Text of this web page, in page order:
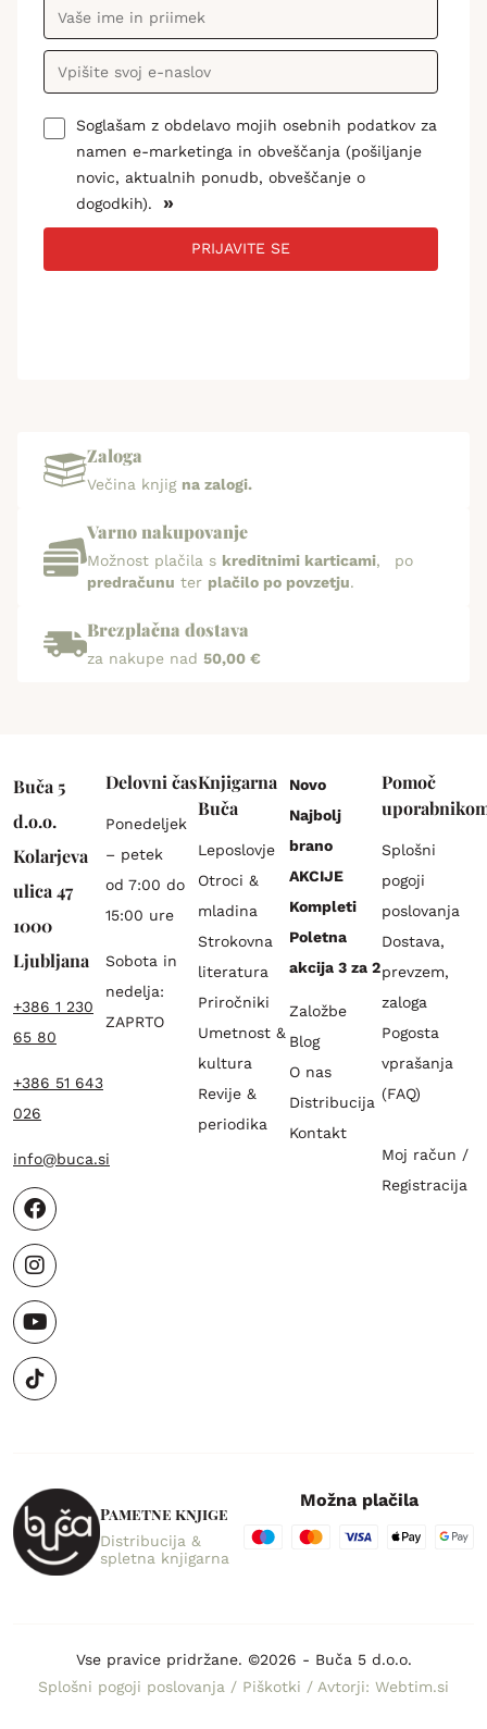
Soglašam z obdelavo mojih osebnih podatkov za
namen e-marketinga in obveščanja (pošiljanje
novic, aktualnih ponudb, obveščanje o
dogodkih).
»
PRIJAVITE SE
Zaloga
Večina knjig na zalogi.
Varno nakupovanje
Možnost plačila s kreditnimi karticami, po
predračunu ter plačilo po povzetju.
Brezplačna dostava
za nakupe nad 50,00 €
Buča 5
d.o.o.
Kolarjeva
ulica 47
1000
Ljubljana
+386 1 230
65 80
+386 51 643
026
info@buca.si
Delovni čas
Ponedeljek
– petek
od 7:00 do
15:00 ure
Sobota in
nedelja:
ZAPRTO
Knjigarna
Buča
Leposlovje
Otroci &
mladina
Strokovna
literatura
Priročniki
Umetnost &
kultura
Revije &
periodika
Novo
Najbolj
brano
AKCIJE
Kompleti
Poletna
akcija 3 za 2
Založbe
Blog
O nas
Distribucija
Kontakt
Pomoč
Splošni
pogoji
poslovanja
Dostava,
prevzem,
zaloga
Pogosta
vprašanja
(FAQ)
Moj račun /
Registracija
Pametne knjige
Distribucija &
spletna knjigarna
Možna plačila
Vse pravice pridržane. ©2026 - Buča 5 d.o.o.
Splošni pogoji poslovanja / Piškotki / Avtorji: Webtim.si